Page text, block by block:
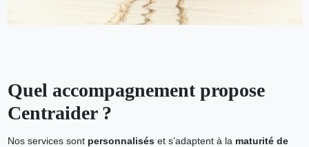
Quel accompagnement propose
Centraider ?
Nos services sont personnaliséset s’adaptent à la maturité de